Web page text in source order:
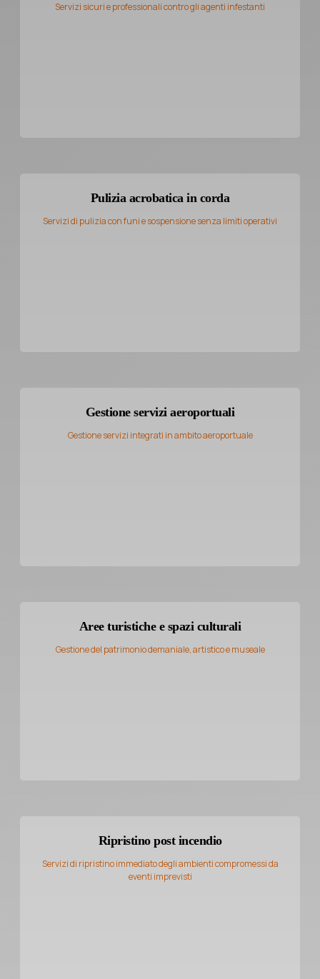
Servizi sicuri e professionali contro gli agenti infestanti
Pulizia acrobatica in corda
Servizi di pulizia con funi e sospensione senza limiti operativi
Gestione servizi aeroportuali
Gestione servizi integrati in ambito aeroportuale
Aree turistiche e spazi culturali
Gestione del patrimonio demaniale, artistico e museale
Ripristino post incendio
Servizi di ripristino immediato degli ambienti compromessi da
eventi imprevisti